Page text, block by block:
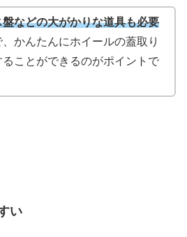
などの大がかりな道具も必要
かんたんにホイールの蓋取り
ることができるのがポイントで
い